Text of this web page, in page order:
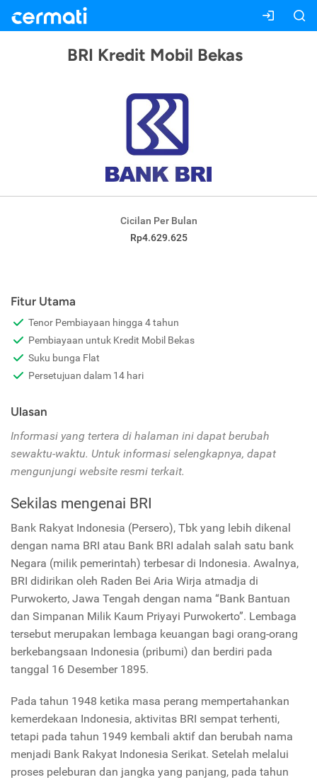
BRI Kredit Mobil Bekas
Cicilan Per Bulan
Rp4.629.625
Fitur Utama
Tenor Pembiayaan hingga 4 tahun
Pembiayaan untuk Kredit Mobil Bekas
Suku bunga Flat
Persetujuan dalam 14 hari
Ulasan
Informasi yang tertera di halaman ini dapat berubah
sewaktu-waktu. Untuk informasi selengkapnya, dapat
mengunjungi website resmi terkait.
Sekilas mengenai BRI
Bank Rakyat Indonesia (Persero), Tbk yang lebih dikenal
dengan nama BRI atau Bank BRI adalah salah satu bank
Negara (milik pemerintah) terbesar di Indonesia. Awalnya,
BRI didirikan oleh Raden Bei Aria Wirja atmadja di
Purwokerto, Jawa Tengah dengan nama “Bank Bantuan
dan Simpanan Milik Kaum Priyayi Purwokerto”. Lembaga
tersebut merupakan lembaga keuangan bagi orang-orang
berkebangsaan Indonesia (pribumi) dan berdiri pada
tanggal 16 Desember 1895.
Pada tahun 1948 ketika masa perang mempertahankan
kemerdekaan Indonesia, aktivitas BRI sempat terhenti,
tetapi pada tahun 1949 kembali aktif dan berubah nama
menjadi Bank Rakyat Indonesia Serikat. Setelah melalui
proses peleburan dan jangka yang panjang, pada tahun